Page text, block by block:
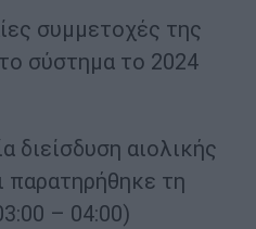
συμμετοχές της
σύστημα το 2024
διείσδυση αιολικής
παρατηρήθηκε τη
– 04:00)